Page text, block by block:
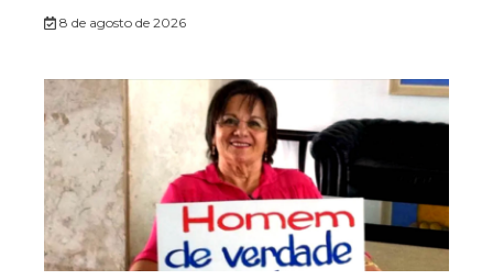
8 de agosto de 2026